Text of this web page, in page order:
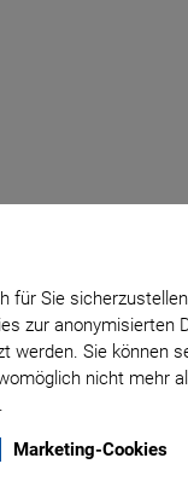
für Sie
zur anonymisierten
werden. Sie können
nicht mehr
Marketing-Cookies